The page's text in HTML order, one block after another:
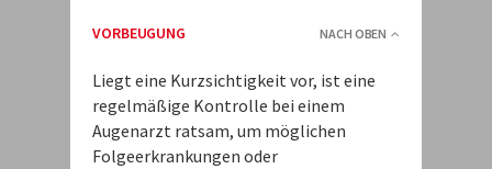
VORBEUGUNG NACH OBEN
Liegt eine Kurzsichtigkeit vor, ist eine
regelmäßige Kontrolle bei einem
Augenarzt ratsam, um möglichen
Folgeerkrankungen oder